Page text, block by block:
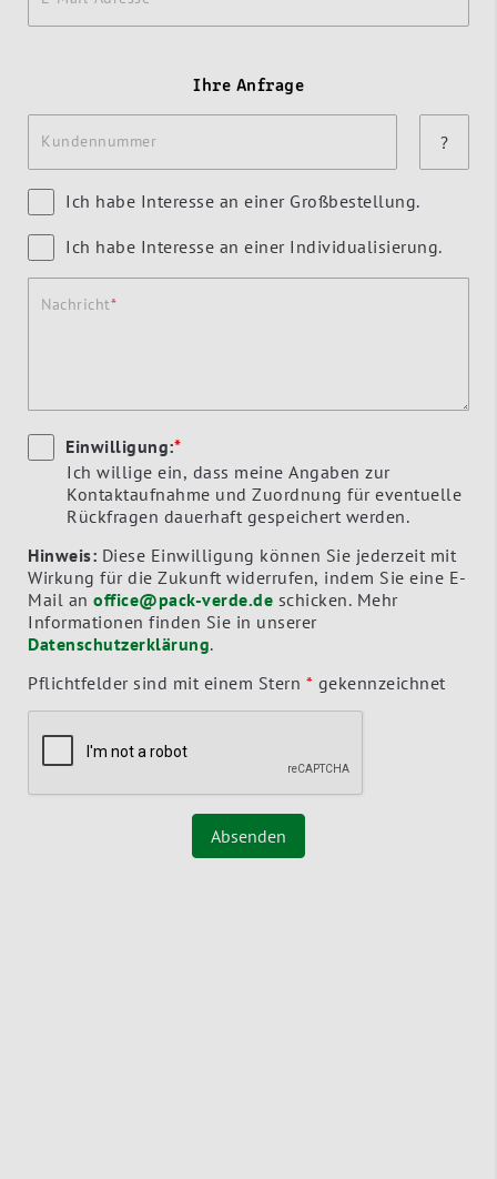
Ihre Anfrage
Kundennummer ?
Ich habe Interesse an einer Großbestellung.
Ich habe Interesse an einer Individualisierung.
Nachricht
Einwilligung:*
Ich willige ein, dass meine Angaben zur
Kontaktaufnahme und Zuordnung für eventuelle
Rückfragen dauerhaft gespeichert werden.
Hinweis: Diese Einwilligung können Sie jederzeit mit
Wirkung für die Zukunft widerrufen, indem Sie eine E-
Mail an office@pack-verde.de
Informationen finden Sie in unserer
Datenschutzerklärung.
Pflichtfelder sind mit einem Stern * gekennzeichnet
Absenden